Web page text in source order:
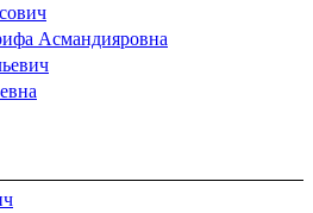
Асмандияровна